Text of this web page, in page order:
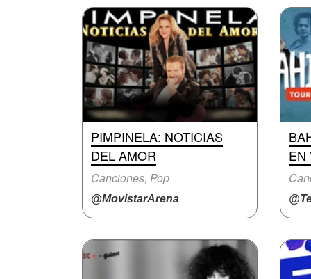
PIMPINELA: NOTICIAS
DEL AMOR
Canciones, Pop
@MovistarArena
EN